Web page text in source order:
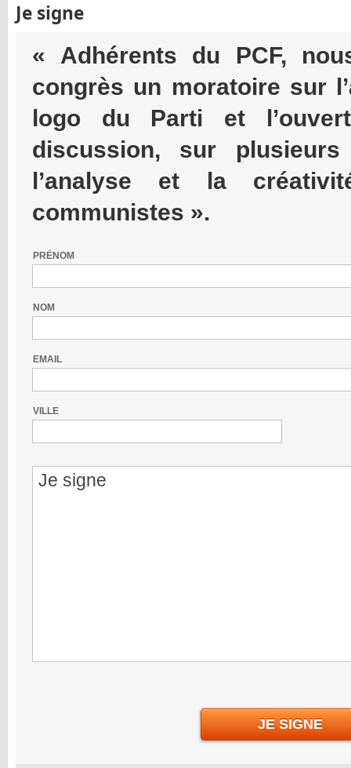
Je signe
« Adhérents du PCF,
congrès un moratoire sur
logo du Parti et
discussion, sur
l’analyse et la
communistes ».
PRÉNOM
NOM
EMAIL
VILLE
JE SIGNE